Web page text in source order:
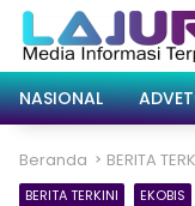
Langsung
konten
NASIONAL
Beranda BERITA
BERITA TERKINI EKOBIS